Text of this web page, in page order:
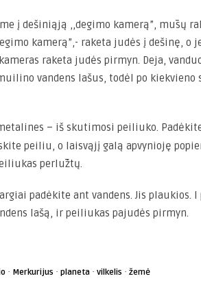
į dešiniąją ,,degimo kamerą”, mūsų
kamerą”,- raketa judės į dešinę, o
raketa judės pirmyn. Deja,
vandens lašus, todėl po
– iš skutimosi peiliuko.
peiliu, o laisvąjį galą apvynioję
perlūžtų.
padėkite ant vandens. Jis plaukios.
lašą, ir peiliukas pajudės pirmyn.
· Merkurijus · planeta · vilkelis · žemė